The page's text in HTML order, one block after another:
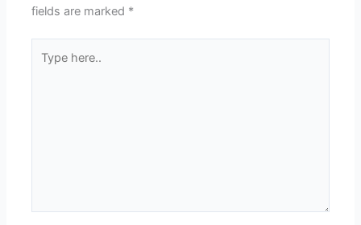
fields are marked *
here..